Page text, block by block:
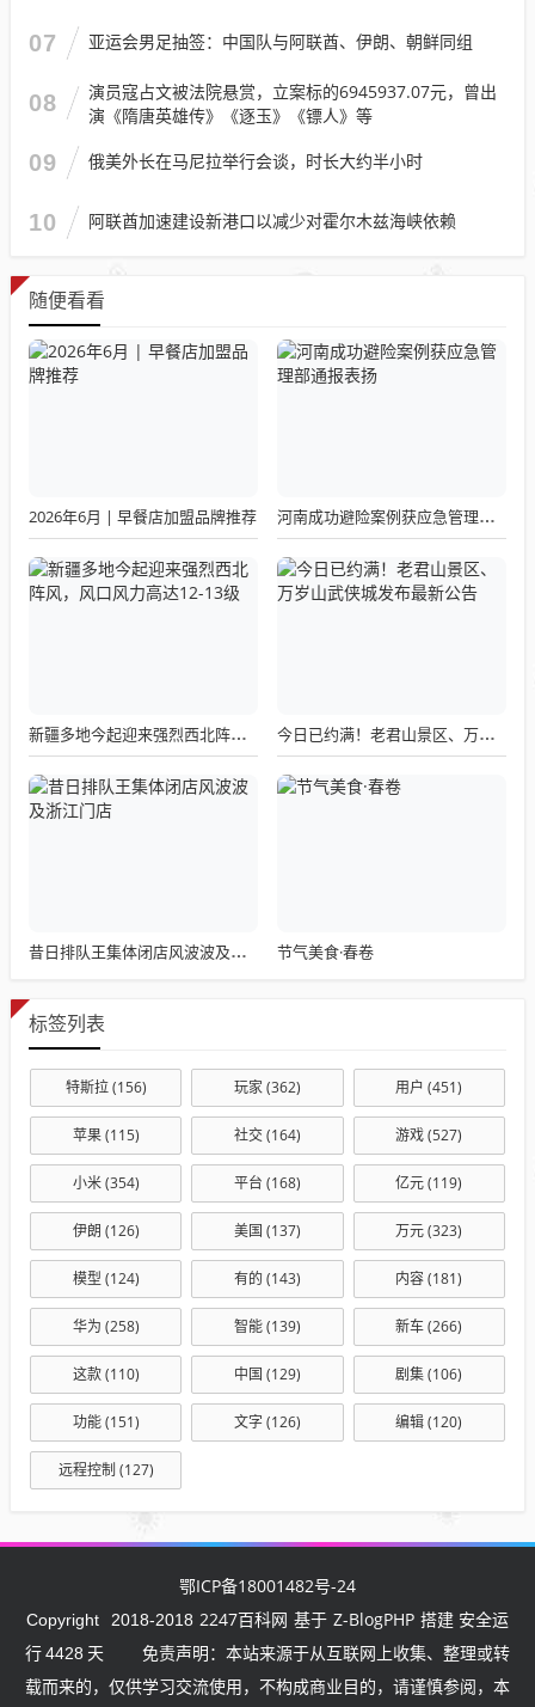
07 亚运会男足抽签：中国队与阿联酋、伊朗、朝鲜同组
08
演员寇占文被法院悬赏，立案标的6945937.07元，曾出
演《隋唐英雄传》《逐玉》《镖人》等
09 俄美外长在马尼拉举行会谈，时长大约半小时
10 阿联酋加速建设新港口以减少对霍尔木兹海峡依赖
随便看看
2026年6月 | 早餐店加盟品牌推荐 河南成功避险案例获应急管理部通报表扬
新疆多地今起迎来强烈西北阵风，风口风力高达12-13级 今日已约满！老君山景区、万岁山武侠城发布最新公告
昔日排队王集体闭店风波波及浙江门店 节气美食·春卷
标签列表
特斯拉(156) 玩家(362) 用户 (451)
苹果(115) 社交(164) 游戏(527)
小米(354) 平台 (168) 亿元(119)
伊朗 (126) 美国 (137) 万元(323)
模型 (124) 有的 (143) 内容(181)
华为 (258) 智能(139) 新车(266)
这款(110) 中国 (129) 剧集(106)
功能(151) 文字(126) 编辑(120)
远程控制 (127)
鄂ICP备18001482号-24
Copyright 2018-2018 2247百科网 基于 Z-BlogPHP 搭建 安全运
行4428 天
免责声明：本站来源于从互联网上收集、整理或转
载而来的，仅供学习交流使用，不构成商业目的，请谨慎参阅，本